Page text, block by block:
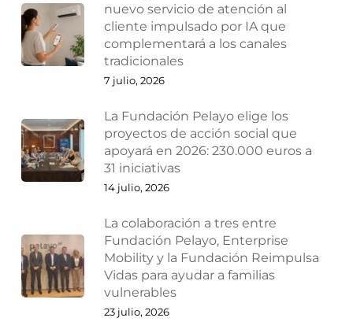
nuevo servicio de atención al
cliente impulsado por IA que
complementará a los canales
tradicionales
7 julio, 2026
La Fundación Pelayo elige los
proyectos de acción social que
apoyará en 2026: 230.000 euros a
31 iniciativas
14 julio, 2026
La colaboración a tres entre
Fundación Pelayo, Enterprise
Mobility y la Fundación Reimpulsa
Vidas para ayudar a familias
vulnerables
23 julio, 2026